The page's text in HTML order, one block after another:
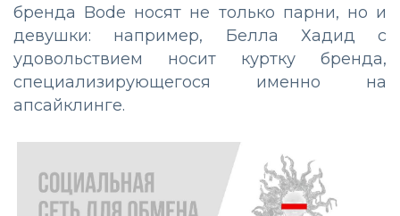
бренда Bode носят не только парни, но и
девушки: например, Белла Хадид с
удовольствием носит куртку бренда,
специализирующегося именно на
апсайклинге.